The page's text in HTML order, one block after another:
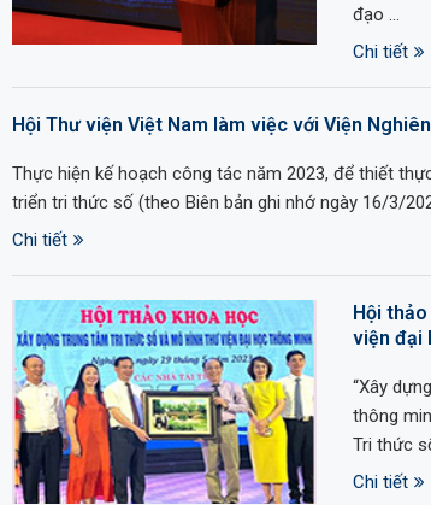
đạo …
Chi tiết
Hội Thư viện Việt Nam làm việc với Viện
Thực hiện kế hoạch công tác năm 2023, để thiết
triển tri thức số (theo Biên bản ghi nhớ ngày 16/3/
Chi tiết
Hội
viện đại
“Xây
thông
Tri thức
Chi tiết